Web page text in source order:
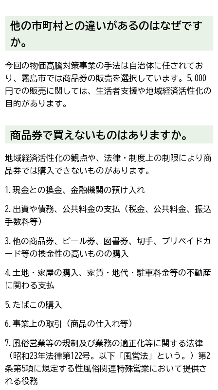
他の市町村との違いがあるのはなぜです
か。
今回の物価高騰対策事業の手法は自治体に任されてお
り、霧島市では商品券の販売を選択しています。5,000
円での販売に関しては、生活者支援や地域経済活性化の
目的があります。
商品券で買えないものはありますか。
地域経済活性化の観点や、法律・制度上の制限により商
品券では購入できないものがあります。
1.現金との換金、金融機関の預け入れ
2.出資や債務、公共料金の支払（税金、公共料金、振込
手数料等）
3.他の商品券、ビール券、図書券、切手、プリペイドカ
ード等の換金性の高いものの購入
4.土地・家屋の購入、家賃・地代・駐車料金等の不動産
に関わる支払
5.たばこの購入
6.事業上の取引（商品の仕入れ等）
7.風俗営業等の規制及び業務の適正化等に関する法律
（昭和23年法律第122号。以下「風営法」という。）第2
条第5項に規定する性風俗関連特殊営業において提供さ
れる役務